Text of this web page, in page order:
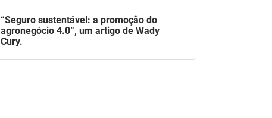
“Seguro sustentável: a promoção do
agronegócio 4.0”, um artigo de Wady
Cury.